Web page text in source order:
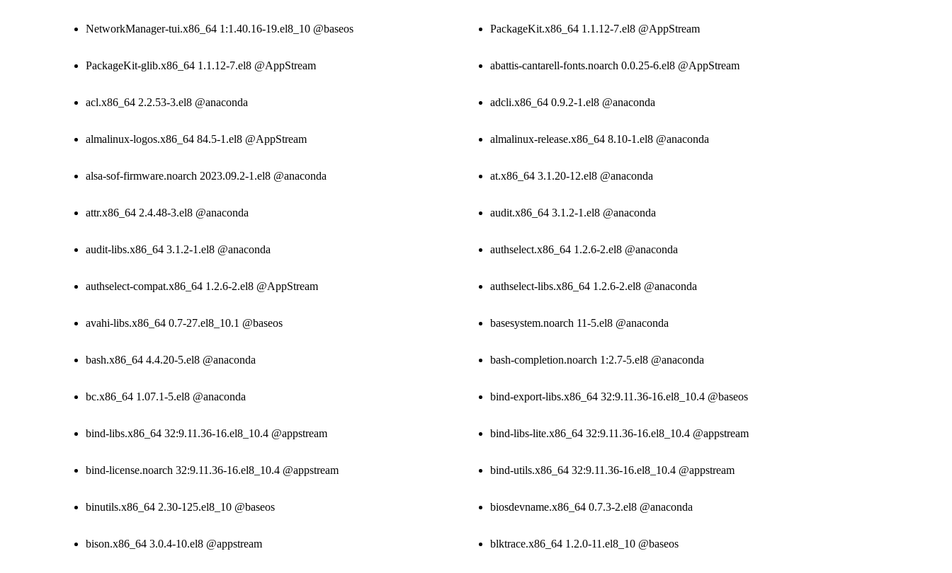
NetworkManager-tui.x86_64 1:1.40.16-19.el8_10 @baseos PackageKit.x86_64 1.1.12-7.el8 @AppStream
PackageKit-glib.x86_64 1.1.12-7.el8 @AppStream abattis-cantarell-fonts.noarch 0.0.25-6.el8 @AppStream
acl.x86_64 2.2.53-3.el8 @anaconda adcli.x86_64 0.9.2-1.el8 @anaconda
almalinux-logos.x86_64 84.5-1.el8 @AppStream almalinux-release.x86_64 8.10-1.el8 @anaconda
alsa-sof-firmware.noarch 2023.09.2-1.el8 @anaconda at.x86_64 3.1.20-12.el8 @anaconda
attr.x86_64 2.4.48-3.el8 @anaconda audit.x86_64 3.1.2-1.el8 @anaconda
audit-libs.x86_64 3.1.2-1.el8 @anaconda authselect.x86_64 1.2.6-2.el8 @anaconda
authselect-compat.x86_64 1.2.6-2.el8 @AppStream authselect-libs.x86_64 1.2.6-2.el8 @anaconda
avahi-libs.x86_64 0.7-27.el8_10.1 @baseos basesystem.noarch 11-5.el8 @anaconda
bash.x86_64 4.4.20-5.el8 @anaconda bash-completion.noarch 1:2.7-5.el8 @anaconda
bc.x86_64 1.07.1-5.el8 @anaconda bind-export-libs.x86_64 32:9.11.36-16.el8_10.4 @baseos
bind-libs.x86_64 32:9.11.36-16.el8_10.4 @appstream bind-libs-lite.x86_64 32:9.11.36-16.el8_10.4 @appstream
bind-license.noarch 32:9.11.36-16.el8_10.4 @appstream bind-utils.x86_64 32:9.11.36-16.el8_10.4 @appstream
binutils.x86_64 2.30-125.el8_10 @baseos biosdevname.x86_64 0.7.3-2.el8 @anaconda
bison.x86_64 3.0.4-10.el8 @appstream blktrace.x86_64 1.2.0-11.el8_10 @baseos